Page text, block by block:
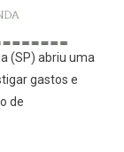
(SP) abriu uma
gastos e
de